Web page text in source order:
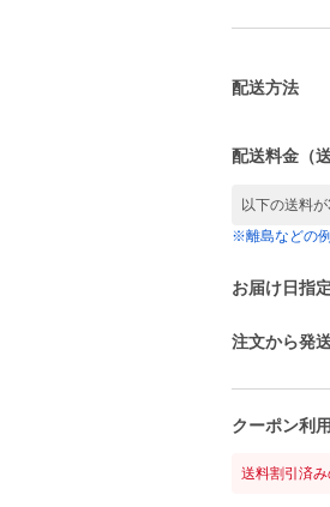
配送方法
配送料金（送
以下の送料
※離島などの
お届け日指定
注文から発
クーポン利
送料割引済